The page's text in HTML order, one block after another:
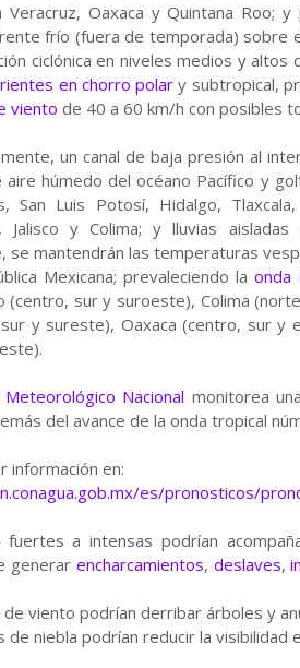
Oaxaca y Quintana Roo;
frío (fuera de temporada) sobre
ciclónica en niveles medios y
en chorro polar y subtropical,
viento de 40 a 60 km/h con posibles
un canal de baja presión al
húmedo del océano Pacífico y
San Luis Potosí, Hidalgo,
Jalisco y Colima; y lluvias
se mantendrán las temperaturas
Mexicana; prevaleciendo laonda
(centro, sur y suroeste), Colima
y sureste), Oaxaca (centro, sur y
Meteorológico Nacional monitorea
del avance de la onda tropical
información en:
es/pronosticos/
fuertes a intensas podrían
generar encharcamientos, deslaves,
de viento podrían derribar árboles y
de niebla podrían reducir la